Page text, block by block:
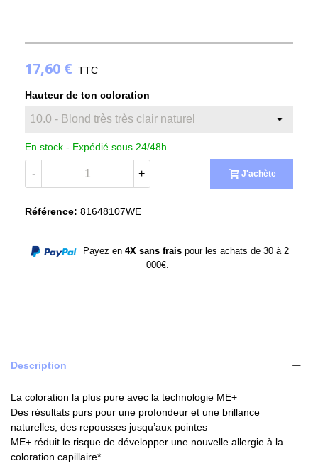
17,60 € TTC
Hauteur de ton coloration
En stock - Expédié sous 24/48h
- + J'achète
Référence: 81648107WE
Payez en 4X sans fraispour les achats de 30 à 2
000€.
Description
La coloration la plus pure avec la technologie ME+
Des résultats purs pour une profondeur et une brillance
naturelles, des repousses jusqu’aux pointes
ME+ réduit le risque de développer une nouvelle allergie à la
coloration capillaire*